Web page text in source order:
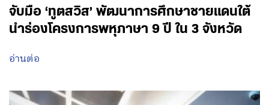
จับมือ ‘ทูตสวิส’ พัฒนาการศึกษาชายแดนใต้
นำร่องโครงการพหุภาษา 9 ปี ใน 3 จังหวัด
อ่านต่อ